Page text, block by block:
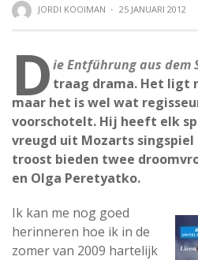
JORDI KOOIMAN · 25 JANUARI 2012
Die Entführung aus dem
traag drama. Het ligt
maar het is wel wat
voorschotelt. Hij heeft elk
vreugd uit Mozarts singspiel
troost bieden twee
en Olga Peretyatko.
Ik kan me nog goed
herinneren hoe ik in de
zomer van 2009 hartelijk